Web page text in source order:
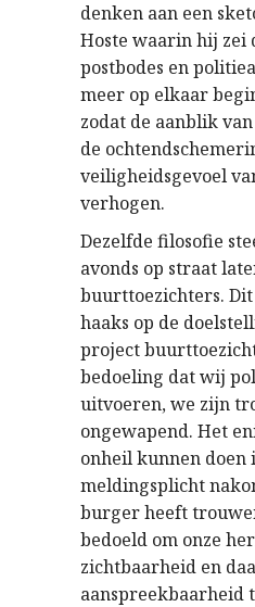
denken aan een
Hoste waarin hij zei
postbodes en
meer op elkaar
zodat de aanblik
de
veiligheidsgevoel
verhogen.
Dezelfde filosofie
avonds op straat
buurttoezichters.
haaks op de
project
bedoeling dat wij
uitvoeren, we zijn
ongewapend. Het
onheil kunnen doen
meldingsplicht
burger heeft
bedoeld om onze
zichtbaarheid en
aanspreekbaarheid